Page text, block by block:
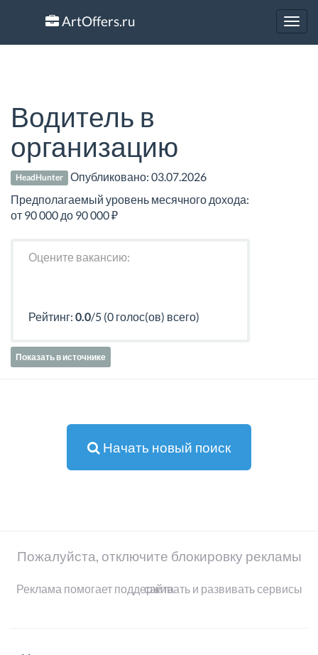
ArtOffers.ru
Водитель в
организацию
HeadHunter Опубликовано:03.07.2026
Предполагаемый уровень месячного дохода:
от 90 000 до 90 000 ₽
Оцените вакансию:
Рейтинг: 0.0/5 (0 голос(ов) всего)
Показать в источнике
Начать новый поиск
Пожалуйста, отключите блокировку рекламы
Реклама помогает поддерживать и развивать сервисы сайта